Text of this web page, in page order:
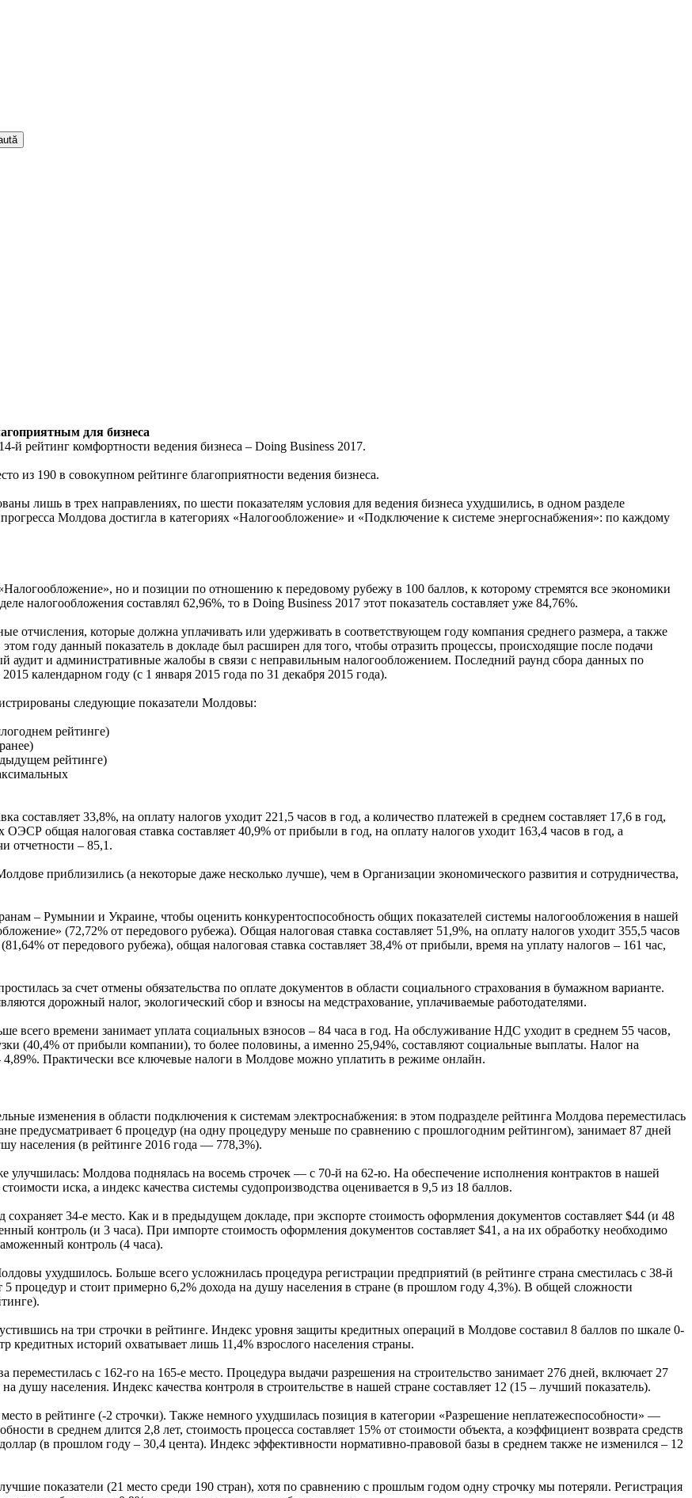
для бизнеса
рейтинг комфортности ведения бизнеса – Doing Business 2017.
из 190 в совокупном рейтинге благоприятности ведения бизнеса.
лишь в трех направлениях, по шести показателям условия для ведения бизнеса ухудшились, в одном разделе
Молдова достигла в категориях «Налогообложение» и «Подключение к системе энергоснабжения»: по каждому
но и позиции по отношению к передовому рубежу в 100 баллов, к которому стремятся все экономики
налогообложения составлял 62,96%, то в Doing Business 2017 этот показатель составляет уже 84,76%.
отчисления, которые должна уплачивать или удерживать в соответствующем году компания среднего размера, а также
году данный показатель в докладе был расширен для того, чтобы отразить процессы, происходящие после подачи
аудит и административные жалобы в связи с неправильным налогообложением. Последний раунд сбора данных по
календарном году (с 1 января 2015 года по 31 декабря 2015 года).
следующие показатели Молдовы:
рейтинге)
рейтинге)
составляет 33,8%, на оплату налогов уходит 221,5 часов в год, а количество платежей в среднем составляет 17,6 в год,
общая налоговая ставка составляет 40,9% от прибыли в год, на оплату налогов уходит 163,4 часов в год, а
отчетности – 85,1.
приблизились (а некоторые даже несколько лучше), чем в Организации экономического развития и сотрудничества,
– Румынии и Украине, чтобы оценить конкурентоспособность общих показателей системы налогообложения в нашей
(72,72% от передового рубежа). Общая налоговая ставка составляет 51,9%, на оплату налогов уходит 355,5 часов
от передового рубежа), общая налоговая ставка составляет 38,4% от прибыли, время на уплату налогов – 161 час,
за счет отмены обязательства по оплате документов в области социального страхования в бумажном варианте.
дорожный налог, экологический сбор и взносы на медстрахование, уплачиваемые работодателями.
всего времени занимает уплата социальных взносов – 84 часа в год. На обслуживание НДС уходит в среднем 55 часов,
(40,4% от прибыли компании), то более половины, а именно 25,94%, составляют социальные выплаты. Налог на
Практически все ключевые налоги в Молдове можно уплатить в режиме онлайн.
изменения в области подключения к системам электроснабжения: в этом подразделе рейтинга Молдова переместилась
предусматривает 6 процедур (на одну процедуру меньше по сравнению с прошлогодним рейтингом), занимает 87 дней
населения (в рейтинге 2016 года — 778,3%).
улучшилась: Молдова поднялась на восемь строчек — с 70-й на 62-ю. На обеспечение исполнения контрактов в нашей
иска, а индекс качества системы судопроизводства оценивается в 9,5 из 18 баллов.
34-е место. Как и в предыдущем докладе, при экспорте стоимость оформления документов составляет $44 (и 48
контроль (и 3 часа). При импорте стоимость оформления документов составляет $41, а на их обработку необходимо
контроль (4 часа).
ухудшилось. Больше всего усложнилась процедура регистрации предприятий (в рейтинге страна сместилась с 38-й
процедур и стоит примерно 6,2% дохода на душу населения в стране (в прошлом году 4,3%). В общей сложности
на три строчки в рейтинге. Индекс уровня защиты кредитных операций в Молдове составил 8 баллов по шкале 0-
кредитных историй охватывает лишь 11,4% взрослого населения страны.
с 162-го на 165-е место. Процедура выдачи разрешения на строительство занимает 276 дней, включает 27
душу населения. Индекс качества контроля в строительстве в нашей стране составляет 12 (15 – лучший показатель).
в рейтинге (-2 строчки). Также немного ухудшилась позиция в категории «Разрешение неплатежеспособности» —
в среднем длится 2,8 лет, стоимость процесса составляет 15% от стоимости объекта, а коэффициент возврата средств
(в прошлом году – 30,4 цента). Индекс эффективности нормативно-правовой базы в среднем также не изменился – 12
показатели (21 место среди 190 стран), хотя по сравнению с прошлым годом одну строчку мы потеряли. Регистрация